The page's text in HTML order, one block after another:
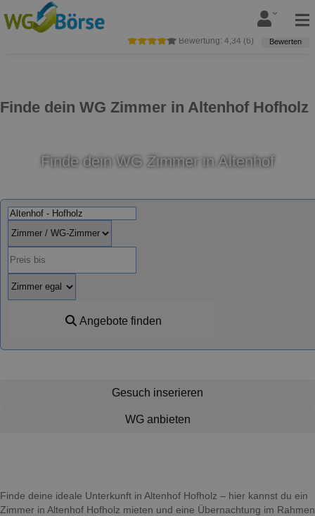
Finde dein WG Zimmer in Altenhof Hofholz
Bewertung: 4,34 (6) Bewerten
Finde dein WG Zimmer in Altenhof
Angebote finden
Gesuch inserieren
WG anbieten
Finde deine ideale Unterkunft in Altenhof Hofholz – hier kannst du ein
Zimmer in Altenhof Hofholz mieten und eine Übernachtung im Rahmen